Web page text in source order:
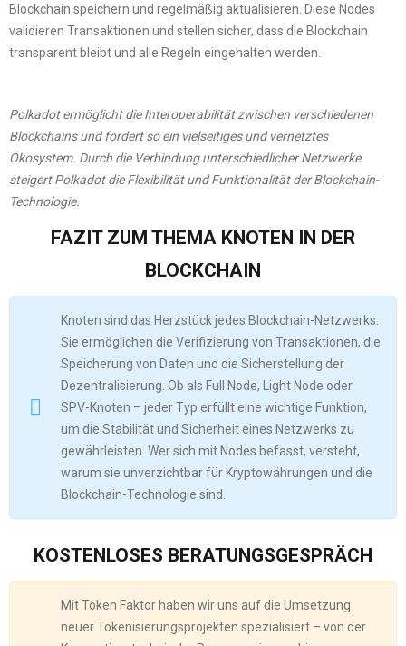
Blockchain speichern und regelmäßig aktualisieren. Diese Nodes
validieren Transaktionen und stellen sicher, dass die Blockchain
transparent bleibt und alle Regeln eingehalten werden.
Polkadot ermöglicht die Interoperabilität zwischen verschiedenen
Blockchains und fördert so ein vielseitiges und vernetztes
Ökosystem. Durch die Verbindung unterschiedlicher Netzwerke
steigert Polkadot die Flexibilität und Funktionalität der Blockchain-
Technologie.
FAZIT ZUM THEMA KNOTEN IN DER
BLOCKCHAIN
Knoten sind das Herzstück jedes Blockchain-Netzwerks.
Sie ermöglichen die Verifizierung von Transaktionen, die
Speicherung von Daten und die Sicherstellung der
Dezentralisierung. Ob als Full Node, Light Node oder
SPV-Knoten – jeder Typ erfüllt eine wichtige Funktion,
um die Stabilität und Sicherheit eines Netzwerks zu
gewährleisten. Wer sich mit Nodes befasst, versteht,
warum sie unverzichtbar für Kryptowährungen und die
Blockchain-Technologie sind.
KOSTENLOSES BERATUNGSGESPRÄCH
Mit Token Faktor haben wir uns auf die Umsetzung
neuer Tokenisierungsprojekten spezialisiert – von der